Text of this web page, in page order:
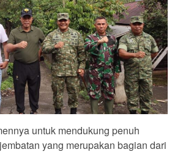
untuk mendukung penuh
yang merupakan bagian dari